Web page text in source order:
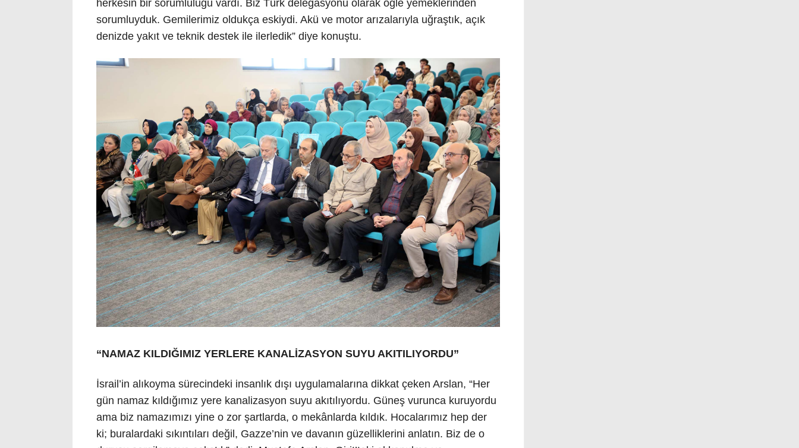
herkesin bir sorumluluğu vardı. Biz Türk delegasyonu olarak öğle yemeklerinden
sorumluyduk. Gemilerimiz oldukça eskiydi. Akü ve motor arızalarıyla uğraştık, açık
denizde yakıt ve teknik destek ile ilerledik” diye konuştu.
“NAMAZ KILDIĞIMIZ YERLERE KANALİZASYON SUYU AKITILIYORDU”
İsrail’in alıkoyma sürecindeki insanlık dışı uygulamalarına dikkat çeken Arslan, “Her
gün namaz kıldığımız yere kanalizasyon suyu akıtılıyordu. Güneş vurunca kuruyordu
ama biz namazımızı yine o zor şartlarda, o mekânlarda kıldık. Hocalarımız hep der
ki; buralardaki sıkıntıları değil, Gazze’nin ve davanın güzelliklerini anlatın. Biz de o